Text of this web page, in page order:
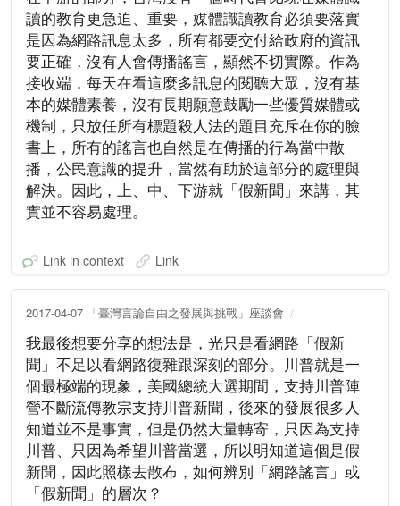
讀的教育更急迫、重要，媒體識讀教育必須要落實
是因為網路訊息太多，所有都要交付給政府的資訊
要正確，沒有人會傳播謠言，顯然不切實際。作為
接收端，每天在看這麼多訊息的閱聽大眾，沒有基
本的媒體素養，沒有長期願意鼓勵一些優質媒體或
機制，只放任所有標題殺人法的題目充斥在你的臉
書上，所有的謠言也自然是在傳播的行為當中散
播，公民意識的提升，當然有助於這部分的處理與
解決。因此，上、中、下游就「假新聞」來講，其
實並不容易處理。
Link in context Link
2017-04-07 「臺灣言論自由之發展與挑戰」座談會
我最後想要分享的想法是，光只是看網路「假新
聞」不足以看網路復雜跟深刻的部分。川普就是一
個最極端的現象，美國總統大選期間，支持川普陣
營不斷流傳教宗支持川普新聞，後來的發展很多人
知道並不是事實，但是仍然大量轉寄，只因為支持
川普、只因為希望川普當選，所以明知道這個是假
新聞，因此照樣去散布，如何辨別「網路謠言」或
「假新聞」的層次？